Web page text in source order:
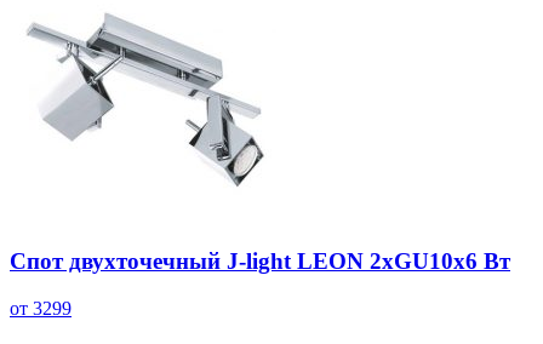
Спот двухточечный J-light LEON 2хGU10х6 Вт
от 3299